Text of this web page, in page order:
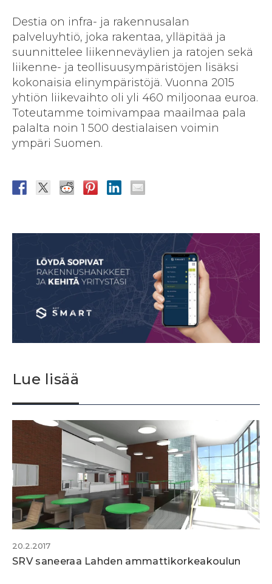
Destia on infra- ja rakennusalan
palveluyhtiö, joka rakentaa, ylläpitää ja
suunnittelee liikenneväylien ja ratojen sekä
liikenne- ja teollisuusympäristöjen lisäksi
kokonaisia elinympäristöjä. Vuonna 2015
yhtiön liikevaihto oli yli 460 miljoonaa euroa.
Toteutamme toimivampaa maailmaa pala
palalta noin 1 500 destialaisen voimin
ympäri Suomen.
Lue lisää
20.2.2017
SRV saneeraa Lahden ammattikorkeakoulun